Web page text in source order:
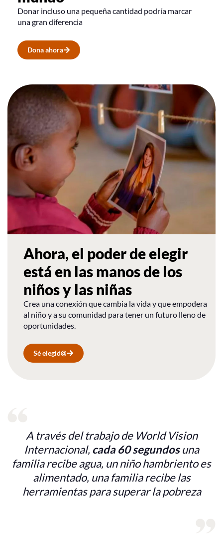
Donar incluso una pequeña cantidad podría marcar
una gran diferencia
Dona ahora
Ahora, el poder de elegir
está en las manos de los
niños y las niñas
Crea una conexión que cambia la vida y que empodera
al niño y a su comunidad para tener un futuro lleno de
oportunidades.
Sé elegid@
A través del trabajo de World Vision
Internacional, cada 60 segundosuna
familia recibe agua, un niño hambriento es
alimentado, una familia recibe las
herramientas para superar la pobreza